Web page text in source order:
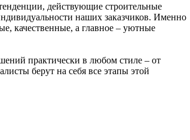
действующие строительные
наших заказчиков. Именно
качественные, а главное – уютные
практически в любом стиле – от
берут на себя все этапы этой